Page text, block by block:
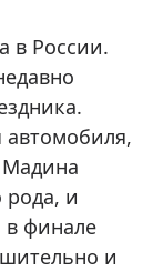
в России.
Мадина
рода, и
в финале
и